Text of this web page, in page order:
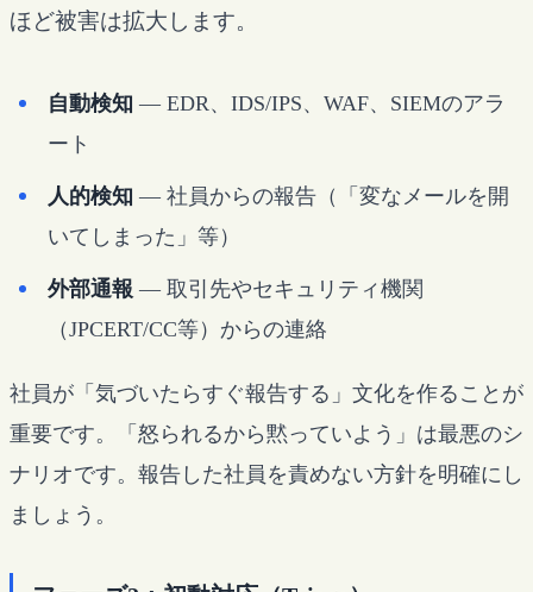
ほど被害は拡大します。
自動検知 — EDR、IDS/IPS、WAF、SIEMのアラ
ート
人的検知 — 社員からの報告（「変なメールを開
いてしまった」等）
外部通報 — 取引先やセキュリティ機関
（JPCERT/CC等）からの連絡
社員が「気づいたらすぐ報告する」文化を作ることが
重要です。「怒られるから黙っていよう」は最悪のシ
ナリオです。報告した社員を責めない方針を明確にし
ましょう。